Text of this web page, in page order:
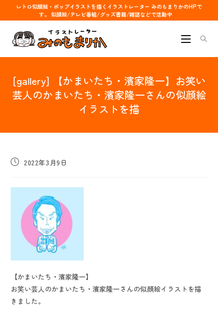
レトロ似顔絵・ポップイラストを描くイラストレーター みのもまりかのHPで
す。 似顔絵/テレビ番組/グッズ書籍/雑誌などで活動中
[gallery] 【かまいたち・濱家隆一】お笑い
芸人のかまいたち・濱家隆一さんの似顔絵
イラストを描
投
開
2022年3月9日
【かまいたち・濱家隆一】
お笑い芸人のかまいたち・濱家隆一さんの似顔絵イラストを描
きました。